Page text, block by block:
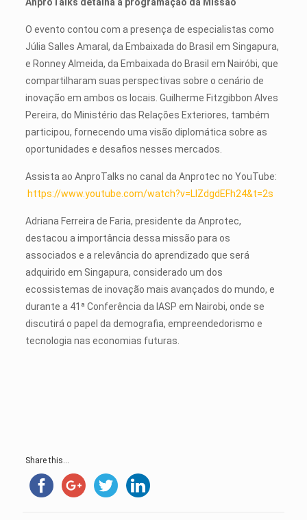
AnproTalks detalha a programação da Missão
O evento contou com a presença de especialistas como
Júlia Salles Amaral, da Embaixada do Brasil em Singapura,
e Ronney Almeida, da Embaixada do Brasil em Nairóbi, que
compartilharam suas perspectivas sobre o cenário de
inovação em ambos os locais. Guilherme Fitzgibbon Alves
Pereira, do Ministério das Relações Exteriores, também
participou, fornecendo uma visão diplomática sobre as
oportunidades e desafios nesses mercados.
Assista ao AnproTalks no canal da Anprotec no YouTube:
https://www.youtube.com/watch?v=LlZdgdEFh24&t=2s
Adriana Ferreira de Faria, presidente da Anprotec,
destacou a importância dessa missão para os
associados e a relevância do aprendizado que será
adquirido em Singapura, considerado um dos
ecossistemas de inovação mais avançados do mundo, e
durante a 41ª Conferência da IASP em Nairobi, onde se
discutirá o papel da demografia, empreendedorismo e
tecnologia nas economias futuras.
Share this...